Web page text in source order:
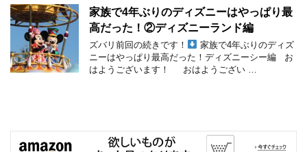
家族で4年ぶりのディズニーはやっぱり最
高だった！②ディズニーランド編
ズバリ前回の続きです！
家族で4年ぶりのディズ
ニーはやっぱり最高だった！ディズニーシー編 お
はようございます！ おはようござい …